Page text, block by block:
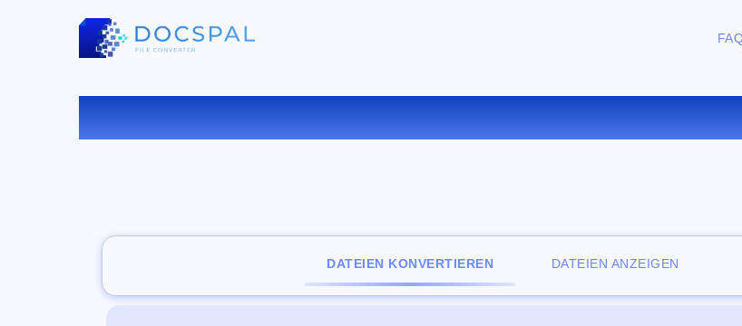
KONVERTIEREN SIE EPUB ZU
DATEIEN KONVERTIEREN DATEIEN ANZEIGEN